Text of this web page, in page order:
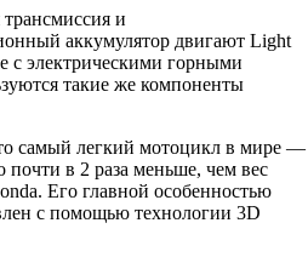
и
аккумулятор двигают Light
с электрическими горными
такие же компоненты
самый легкий мотоцикл в мире —
почти в 2 раза меньше, чем вес
Его главной особенностью
с помощью технологии 3D